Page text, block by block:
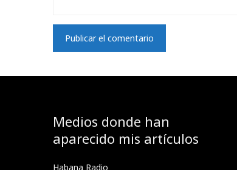
Medios donde han
aparecido mis artículos
Habana Radio